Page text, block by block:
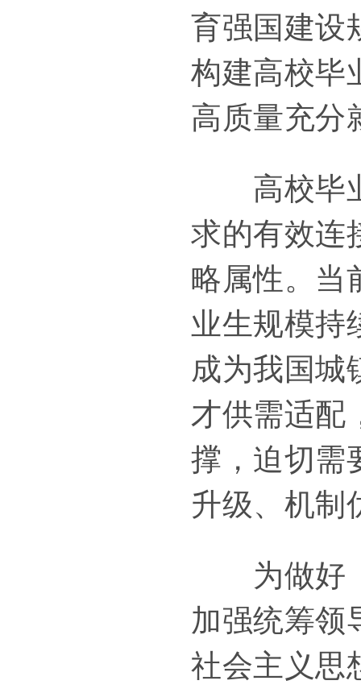
育强国建设
构建高校毕
高质量充分
高校毕业
求的有效连
略属性。当
业生规模持
成为我国城
才供需适配
撑，迫切需
升级、机制
为做好《
加强统筹领
社会主义思